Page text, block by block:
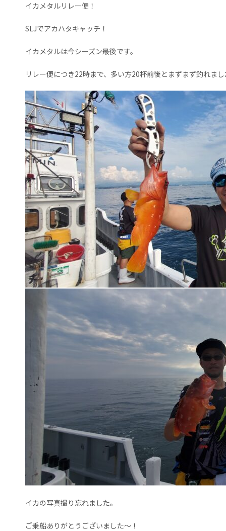
イカメタルリレー便！
SLJでアカハタキャッチ！
イカメタルは今シーズン最後です。
リレー便につき22時まで、多い方20杯前後とまずまず釣れま
イカの写真撮り忘れました。
ご乗船ありがとうございました～！